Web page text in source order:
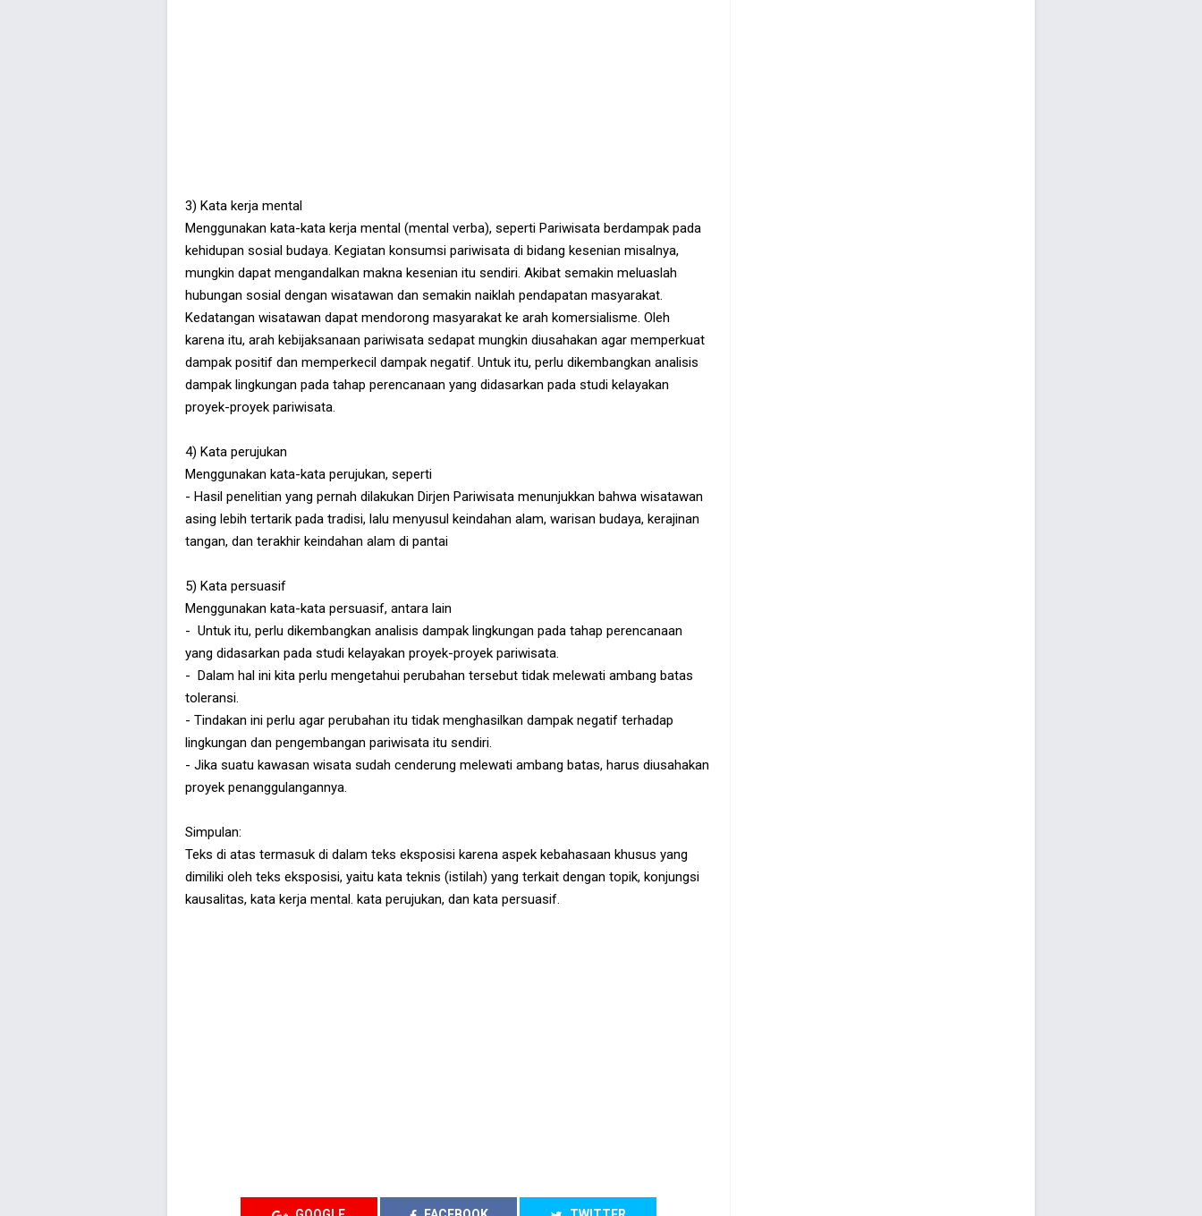
3) Kata kerja mental
Menggunakan kata-kata kerja mental (mental verba), seperti Pariwisata berdampak pada
kehidupan sosial budaya. Kegiatan konsumsi pariwisata di bidang kesenian misalnya,
mungkin dapat mengandalkan makna kesenian itu sendiri. Akibat semakin meluaslah
hubungan sosial dengan wisatawan dan semakin naiklah pendapatan masyarakat.
Kedatangan wisatawan dapat mendorong masyarakat ke arah komersialisme. Oleh
karena itu, arah kebijaksanaan pariwisata sedapat mungkin diusahakan agar memperkuat
dampak positif dan memperkecil dampak negatif. Untuk itu, perlu dikembangkan analisis
dampak lingkungan pada tahap perencanaan yang didasarkan pada studi kelayakan
proyek-proyek pariwisata.
4) Kata perujukan
Menggunakan kata-kata perujukan, seperti
- Hasil penelitian yang pernah dilakukan Dirjen Pariwisata menunjukkan bahwa wisatawan
asing lebih tertarik pada tradisi, lalu menyusul keindahan alam, warisan budaya, kerajinan
tangan, dan terakhir keindahan alam di pantai
5) Kata persuasif
Menggunakan kata-kata persuasif, antara lain
- Untuk itu, perlu dikembangkan analisis dampak lingkungan pada tahap perencanaan
yang didasarkan pada studi kelayakan proyek-proyek pariwisata.
- Dalam hal ini kita perlu mengetahui perubahan tersebut tidak melewati ambang batas
toleransi.
- Tindakan ini perlu agar perubahan itu tidak menghasilkan dampak negatif terhadap
lingkungan dan pengembangan pariwisata itu sendiri.
- Jika suatu kawasan wisata sudah cenderung melewati ambang batas, harus diusahakan
proyek penanggulangannya.
Simpulan:
Teks di atas termasuk di dalam teks eksposisi karena aspek kebahasaan khusus yang
dimiliki oleh teks eksposisi, yaitu kata teknis (istilah) yang terkait dengan topik, konjungsi
kausalitas, kata kerja mental. kata perujukan, dan kata persuasif.